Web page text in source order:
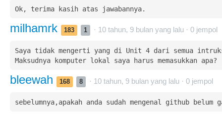
Ok, terima kasih atas jawabannya.
milhamrk 183 1 · 10 tahun, 9 bulan yang lalu · 0 jempol
Saya tidak mengerti yang di Unit 4 dari semua
Maksudnya komputer lokal saya harus memasukkan apa?
bleewah 168 8 · 10 tahun, 9 bulan yang lalu · 0 jempol
sebelumnya,apakah anda sudah mengenal github belum